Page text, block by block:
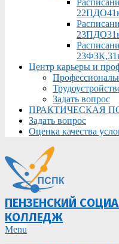
Центр карьеры и
Задать вопрос
ПРАКТИЧЕСКАЯ
Задать вопрос
Оценка качества
ПЕНЗЕНСКИЙ
КОЛЛЕДЖ
Primary
Menu